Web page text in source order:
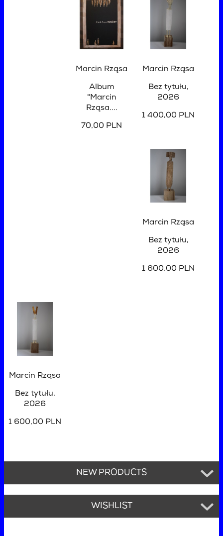
Marcin Rząsa
Album
"Marcin
Rząsa....
70,00 PLN
Marcin Rząsa
Bez tytułu,
2026
1 400,00 PLN
Marcin Rząsa
Bez tytułu,
2026
1 600,00 PLN
Marcin Rząsa
Bez tytułu,
2026
1 600,00 PLN
NEW PRODUCTS
WISHLIST